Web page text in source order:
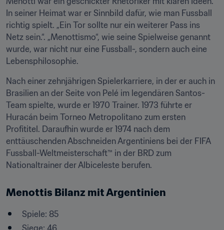
In seiner Heimat war er Sinnbild dafür, wie man Fussball
richtig spielt. „Ein Tor sollte nur ein weiterer Pass ins
Netz sein.“. „Menottismo“, wie seine Spielweise genannt
wurde, war nicht nur eine Fussball-, sondern auch eine
Lebensphilosophie.
Nach einer zehnjährigen Spielerkarriere, in der er auch in
Brasilien an der Seite von Pelé im legendären Santos-
Team spielte, wurde er 1970 Trainer. 1973 führte er
Huracán beim Torneo Metropolitano zum ersten
Profititel. Daraufhin wurde er 1974 nach dem
enttäuschenden Abschneiden Argentiniens bei der FIFA
Fussball-Weltmeisterschaft™ in der BRD zum
Nationaltrainer der Albiceleste berufen.
Menottis Bilanz mit Argentinien
Spiele: 85
Siege: 46